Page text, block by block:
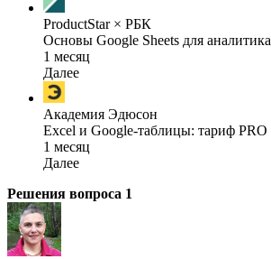
ProductStar × РБК
Основы Google Sheets для аналитика
1 месяц
Далее
Академия Эдюсон
Excel и Google-таблицы: тариф PRO
1 месяц
Далее
Решения вопроса 1